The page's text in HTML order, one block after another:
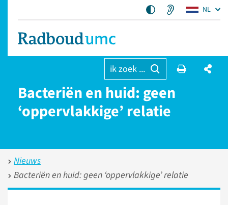
NL
ik zoek ...
Bacteriën en huid: geen
‘oppervlakkige’ relatie
Nieuws
Bacteriën en huid: geen ‘oppervlakkige’ relatie